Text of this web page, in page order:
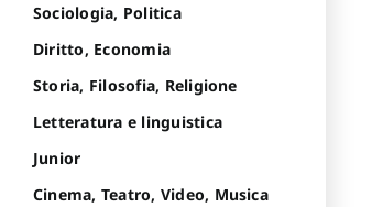
Sociologia, Politica
Diritto, Economia
Storia, Filosofia, Religione
Letteratura e linguistica
Junior
Cinema, Teatro, Video, Musica